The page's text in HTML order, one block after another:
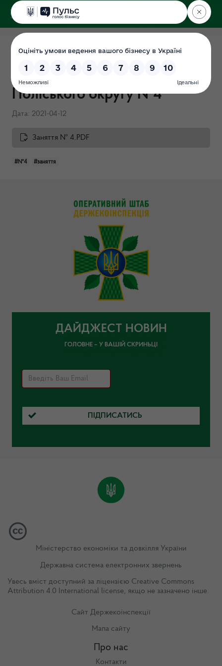
ДЕРЖЕКОІНСПЕКЦІЯ
Поліського округу
План-конспект проведення
заняття з персоналом ДЕІ
Поліського округу №4
Дата: 2021-04-12
Заняття № 4.PDF
#№4 #заняття
ДАЙДЖЕСТ НОВИН
ГОЛОВНЕ – У ВАШІЙ СКРИНЬЦІ
ПІДПИСАТИСЬ
Міністерство економіки та довкілля України
Державна система електронних звернень
Увесь вміст доступний за ліцензією Creative Commons
Attribution 4.0 International license, якщо не зазначено інше.
Сайт Держекоінспекції
Мапа сайту
Про нас
Контакти